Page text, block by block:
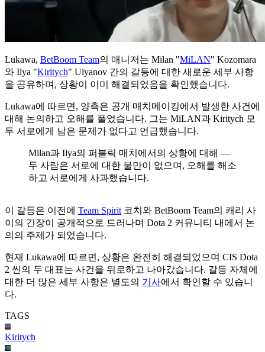
Lukawa, BetBoom Team의 매니저는 Milan "MiLAN" Kozomara
와 Ilya "Kiritych" Ulyanov 간의 갈등에 대한 새로운 세부 사항
을 공유하며, 상황이 이미 해결되었음을 확인했습니다.
Lukawa에 따르면, 양측은 공개 매치메이킹에서 발생한 사건에
대해 논의하고 오해를 풀었습니다. 그는 MiLAN과 Kiritych 모
두 서로에게 남은 문제가 없다고 언급했습니다.
Milan과 Ilya의 퍼블릭 매치에서의 상황에 대해 —
두 사람은 서로에 대한 불만이 없으며, 오해를 해소
하고 서로에게 사과했습니다.
이 갈등은 이전에 Team Spirit 코치와 BetBoom Team의 캐리 사
이의 긴장이 공개적으로 드러나며 Dota 2 커뮤니티 내에서 논
의의 주제가 되었습니다.
현재 Lukawa에 따르면, 상황은 완전히 해결되었으며 CIS Dota
2 씬의 두 대표는 사건을 뒤로하고 나아갔습니다. 갈등 자체에
대한 더 많은 세부 사항은 별도의 기사에서 확인할 수 있습니
다.
TAGS
Kiritych